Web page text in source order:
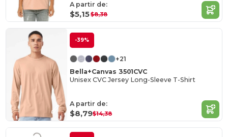
A partir de:
$5,15$8,38
-39%
+21
Bella+Canvas 3501CVC
Unisex CVC Jersey Long-Sleeve T-Shirt
A partir de:
$8,79$14,38